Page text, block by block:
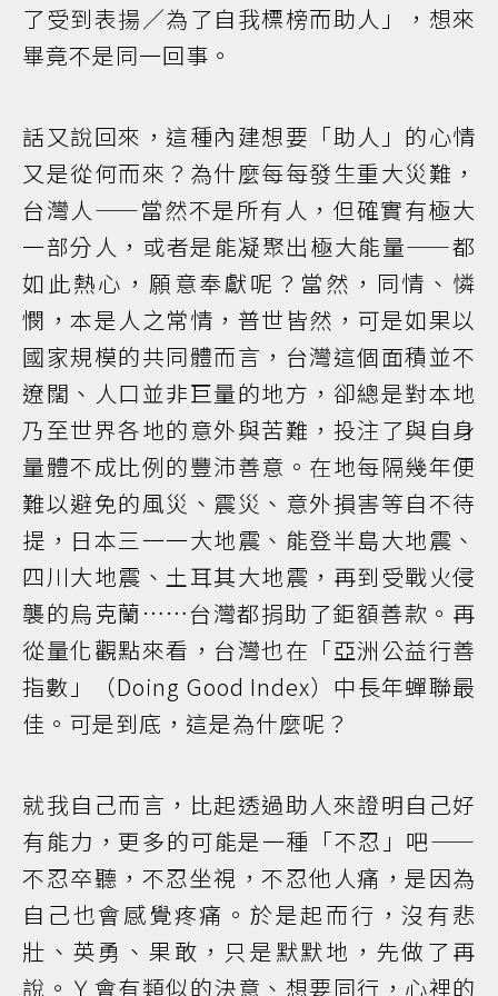
了受到表揚／為了自我標榜而助人」，想來
畢竟不是同一回事。
話又說回來，這種內建想要「助人」的心情
又是從何而來？為什麼每每發生重大災難，
台灣人——當然不是所有人，但確實有極大
一部分人，或者是能凝聚出極大能量——都
如此熱心，願意奉獻呢？當然，同情、憐
憫，本是人之常情，普世皆然，可是如果以
國家規模的共同體而言，台灣這個面積並不
遼闊、人口並非巨量的地方，卻總是對本地
乃至世界各地的意外與苦難，投注了與自身
量體不成比例的豐沛善意。在地每隔幾年便
難以避免的風災、震災、意外損害等自不待
提，日本三一一大地震、能登半島大地震、
四川大地震、土耳其大地震，再到受戰火侵
襲的烏克蘭……台灣都捐助了鉅額善款。再
從量化觀點來看，台灣也在「亞洲公益行善
指數」（Doing Good Index）中長年蟬聯最
佳。可是到底，這是為什麼呢？
就我自己而言，比起透過助人來證明自己好
有能力，更多的可能是一種「不忍」吧——
不忍卒聽，不忍坐視，不忍他人痛，是因為
自己也會感覺疼痛。於是起而行，沒有悲
壯、英勇、果敢，只是默默地，先做了再
說。Ｙ會有類似的決意、想要同行，心裡的